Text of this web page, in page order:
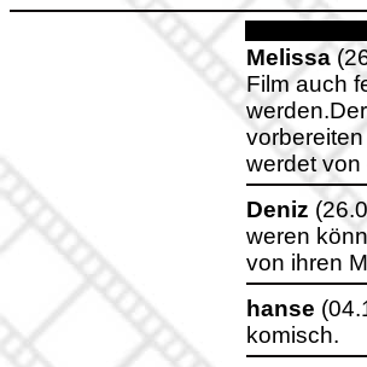
Melissa
Film auch
werdet von
Deniz
weren
von ihren
hanse
komisch.